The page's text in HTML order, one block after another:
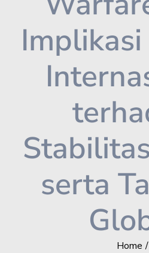
serta
Home